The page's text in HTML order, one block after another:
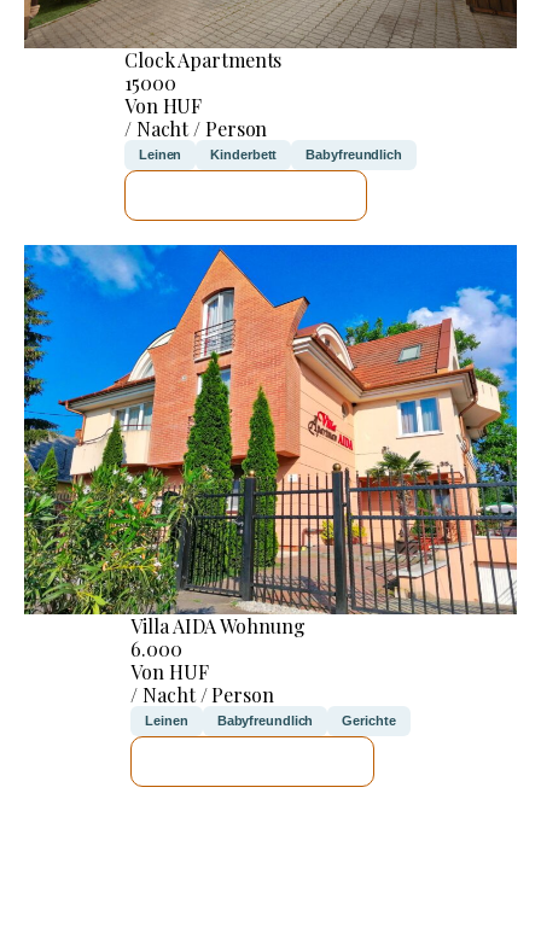
Clock Apartments
15000
Von HUF
/ Nacht / Person
Leinen Kinderbett Babyfreundlich
Villa AIDA Wohnung
6.000
Von HUF
/ Nacht / Person
Leinen Babyfreundlich Gerichte